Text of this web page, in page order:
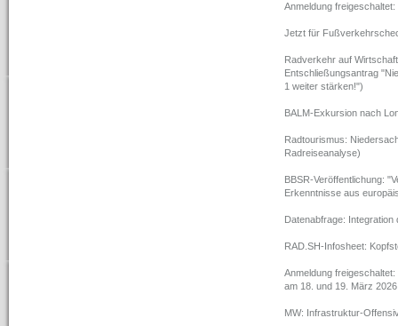
Anmeldung
Jetzt für
Radverkehr auf
Entschließungsantrag
1 weiter stärken!")
BALM-Exkursion nach
Radtourismus:
Radreiseanalyse)
BBSR-Veröffentlichung:
Erkenntnisse aus
Datenabfrage:
RAD.SH-Infosheet:
Anmeldung
am 18. und 19. März
MW: Infrastruktur-